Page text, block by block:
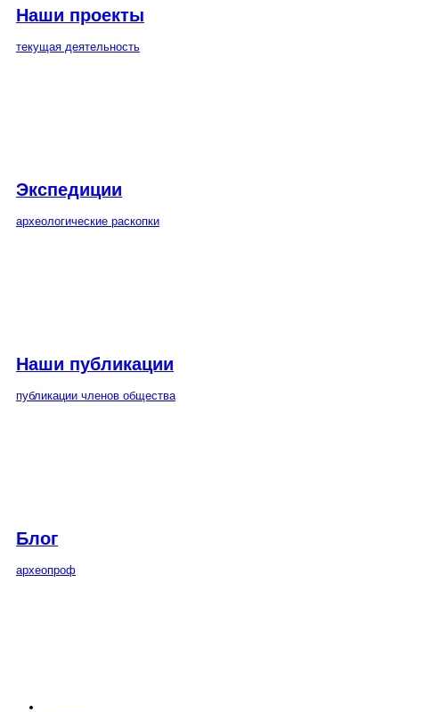
Наши проекты
текущая деятельность
Экспедиции
археологические раскопки
Наши публикации
публикации членов общества
Блог
археопроф